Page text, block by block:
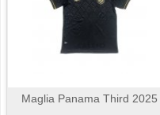
Maglia Panama Third 2025